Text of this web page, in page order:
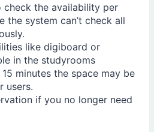
check the availability per
the system can’t check all
like digiboard or
in the studyrooms
minutes the space may be
users.
if you no longer need